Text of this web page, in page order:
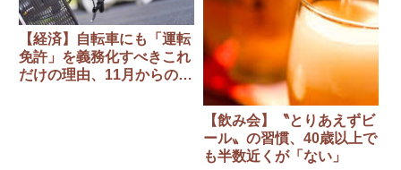
【経済】自転車にも「運転
免許」を義務化すべきこれ
だけの理由、11月からの道
【飲み会】〝とりあえずビ
ール〟の習慣、40歳以上で
も半数近くが「ない」